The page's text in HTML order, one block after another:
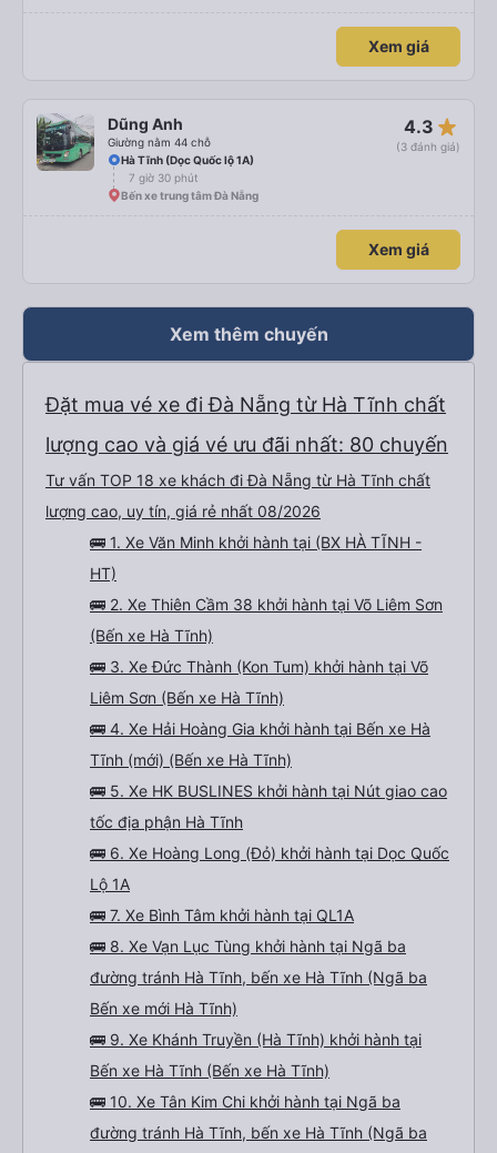
Xem giá
Dũng Anh
Giường nằm 44 chỗ
4.3 star_rate
(3 đánh giá)
Hà Tĩnh (Dọc Quốc lộ 1A)
7 giờ 30 phút
Bến xe trung tâm Đà Nẵng
Xem giá
Xem thêm chuyến
Đặt mua vé xe đi Đà Nẵng từ Hà Tĩnh chất
lượng cao và giá vé ưu đãi nhất: 80 chuyến
Tư vấn TOP 18 xe khách đi Đà Nẵng từ Hà Tĩnh chất
lượng cao, uy tín, giá rẻ nhất 08/2026
🚌 1. Xe Văn Minh khởi hành tại (BX HÀ TĨNH -
HT)
🚌 2. Xe Thiên Cầm 38 khởi hành tại Võ Liêm Sơn
(Bến xe Hà Tĩnh)
🚌 3. Xe Đức Thành (Kon Tum) khởi hành tại Võ
Liêm Sơn (Bến xe Hà Tĩnh)
🚌 4. Xe Hải Hoàng Gia khởi hành tại Bến xe Hà
Tĩnh (mới) (Bến xe Hà Tĩnh)
🚌 5. Xe HK BUSLINES khởi hành tại Nút giao cao
tốc địa phận Hà Tĩnh
🚌 6. Xe Hoàng Long (Đỏ) khởi hành tại Dọc Quốc
Lộ 1A
🚌 7. Xe Bình Tâm khởi hành tại QL1A
🚌 8. Xe Vạn Lục Tùng khởi hành tại Ngã ba
đường tránh Hà Tĩnh, bến xe Hà Tĩnh (Ngã ba
Bến xe mới Hà Tĩnh)
🚌 9. Xe Khánh Truyền (Hà Tĩnh) khởi hành tại
Bến xe Hà Tĩnh (Bến xe Hà Tĩnh)
🚌 10. Xe Tân Kim Chi khởi hành tại Ngã ba
đường tránh Hà Tĩnh, bến xe Hà Tĩnh (Ngã ba